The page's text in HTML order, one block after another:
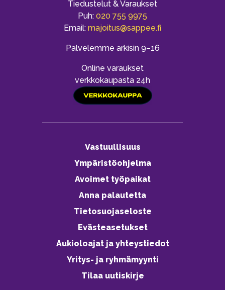
Tiedustelut & Varaukset
Puh: 020 755 9975
Email: majoitus@sappee.fi
Palvelemme arkisin 9–16
Online varaukset
verkkokaupasta 24h
Vastuullisuus
Ympäristöohjelma
Avoimet työpaikat
Anna palautetta
Tietosuojaseloste
Evästeasetukset
Aukioloajat ja yhteystiedot
Yritys- ja ryhmämyynti
Tilaa uutiskirje